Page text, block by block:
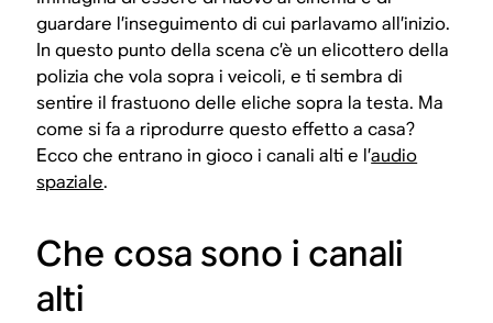
guardare l’inseguimento di cui parlavamo all’inizio.
In questo punto della scena c’è un elicottero della
polizia che vola sopra i veicoli, e ti sembra di
sentire il frastuono delle eliche sopra la testa. Ma
come si fa a riprodurre questo effetto a casa?
Ecco che entrano in gioco i canali alti e l’audio
spaziale.
Che cosa sono i canali
alti